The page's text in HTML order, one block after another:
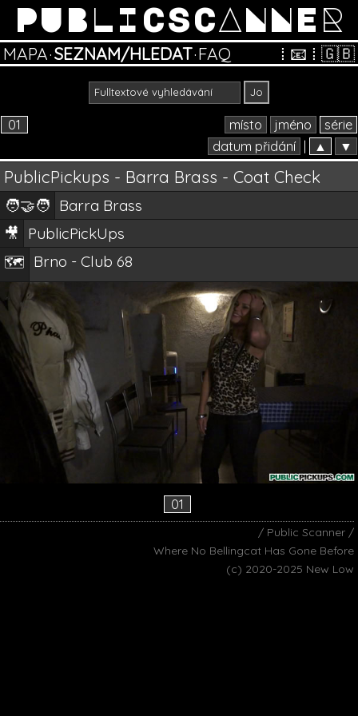
PUBLICSCANNER
MAPA·SEZNAM/HLEDAT·FAQ ⁞ 📧 ⁞ 🇬🇧
01 místo jméno
série
datum přidání
▲ ▼
PublicPickups - Barra Brass - Coat Check
🧑‍🤝‍🧑 Barra Brass
🎥 PublicPickUps
🗺️ Brno - Club 68
01
/ Public Scanner /
Where No Bellingcat Has Gone Before
(c) 2020-2025 New Low